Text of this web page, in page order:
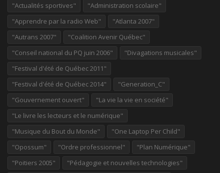
"Actualités sportives"
"Administration scolaire"
"Apprendre par la radio Web"
"Atlanta 2007"
"Autrans 2007"
"Coalition Avenir Québec"
"Conseil national du PQ juin 2006"
"Divagations musicales"
"Festival d'été de Québec 2011"
"Festival d'été de Québec 2014"
"Generation_C"
"Gouvernement ouvert"
"La vie la vie en société"
"Le livre les lecteurs et le numérique"
"Musique du Bout du Monde"
"One Laptop Per Child"
"Opossum"
"Ordre professionnel"
"Plan Numérique"
"Poitiers 2005"
"Pédagogie et nouvelles technologies"